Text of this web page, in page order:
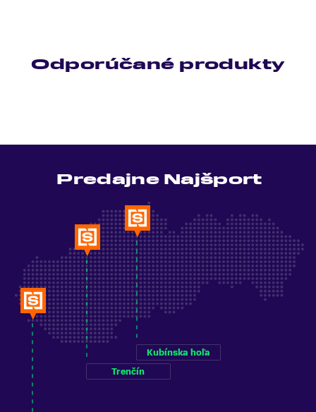
Odporúčané produkty
Predajne Najšport
Trenčín
Kubínska hoľa